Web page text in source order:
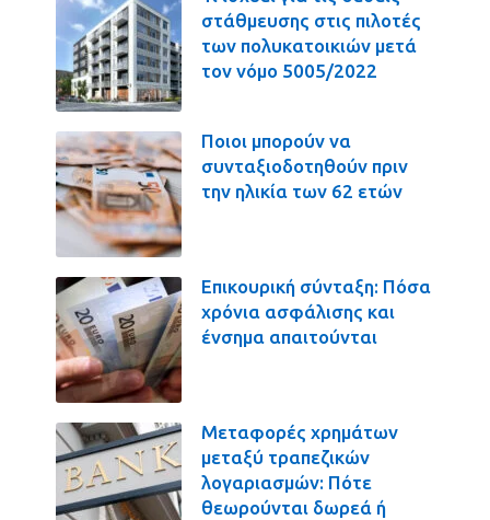
στάθμευσης στις πιλοτές
των πολυκατοικιών μετά
τον νόμο 5005/2022
Ποιοι μπορούν να
συνταξιοδοτηθούν πριν
την ηλικία των 62 ετών
Επικουρική σύνταξη: Πόσα
χρόνια ασφάλισης και
ένσημα απαιτούνται
Μεταφορές χρημάτων
μεταξύ τραπεζικών
λογαριασμών: Πότε
θεωρούνται δωρεά ή